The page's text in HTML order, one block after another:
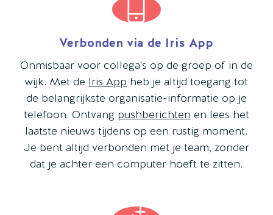
Verbonden via de Iris App
Onmisbaar voor collega's op de groep of in de
wijk. Met de Iris App heb je altijd toegang tot
de belangrijkste organisatie-informatie op je
telefoon. Ontvang pushberichten en lees het
laatste nieuws tijdens op een rustig moment.
Je bent altijd verbonden met je team, zonder
dat je achter een computer hoeft te zitten.